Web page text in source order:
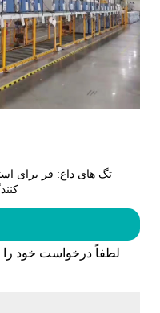
تگ های داغ: فر برای